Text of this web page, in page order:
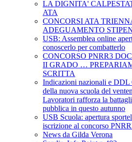
LA DIGNITA'
ATA
CONCORSI ATA
ADEGUAMENTO
USB: Assemblea online
conoscerlo per combatterlo
CONCORSO PNRR3
II GRADO …
SCRITTA
Indicazioni nazionali e DDL
della nuova scuola del
Lavoratori rafforza la
pubblica in questo autunno
USB Scuola: apertura
iscrizione al concorso
News da Gilda Verona